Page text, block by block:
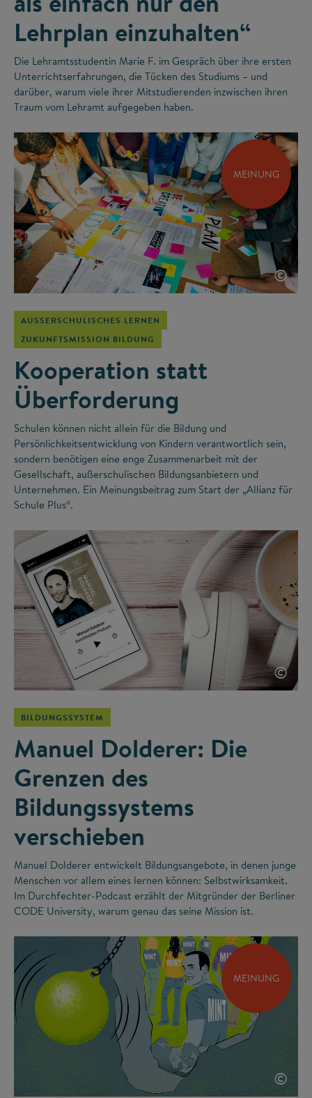
Lehrplan einzuhalten“
Die Lehramtsstudentin Marie F. im Gespräch über ihre ersten
Unterrichtserfahrungen, die Tücken des Studiums – und
darüber, warum viele ihrer Mitstudierenden inzwischen ihren
Traum vom Lehramt aufgegeben haben.
MEINUNG
©
AUSSERSCHULISCHES LERNEN
ZUKUNFTSMISSION BILDUNG
Kooperation statt
Überforderung
Schulen können nicht allein für die Bildung und
Persönlichkeitsentwicklung von Kindern verantwortlich sein,
sondern benötigen eine enge Zusammenarbeit mit der
Gesellschaft, außerschulischen Bildungsanbietern und
Unternehmen. Ein Meinungsbeitrag zum Start der „Allianz für
Schule Plus“.
©
BILDUNGSSYSTEM
Manuel Dolderer: Die
Grenzen des
Bildungssystems
verschieben
Manuel Dolderer entwickelt Bildungsangebote, in denen junge
Menschen vor allem eines lernen können: Selbstwirksamkeit.
Im Durchfechter-Podcast erzählt der Mitgründer der Berliner
CODE University, warum genau das seine Mission ist.
MEINUNG
©